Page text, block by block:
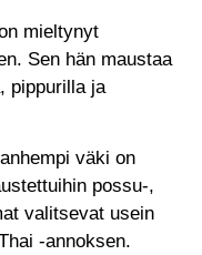
mieltynyt
Sen hän maustaa
pippurilla ja
väki on
possu-,
valitsevat usein
-annoksen.